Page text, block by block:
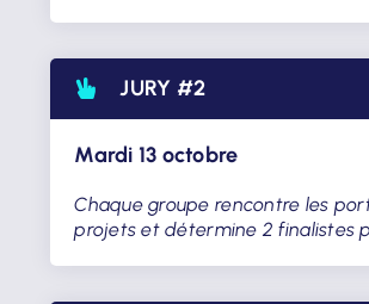
JURY #2
Mardi 13 octobre
Chaque groupe rencontre les
projets et détermine 2 finalistes